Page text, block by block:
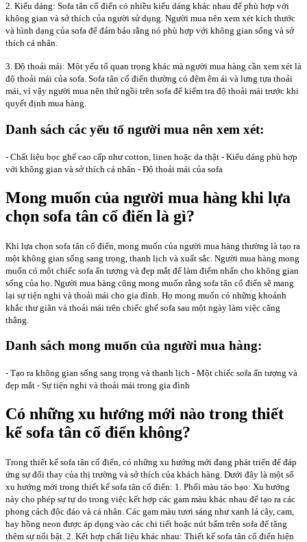
2. Kiểu dáng: Sofa tân cổ điển có nhiều kiểu dáng khác nhau để phù hợp với
không gian và sở thích của người sử dụng. Người mua nên xem xét kích thước
và hình dạng của sofa để đảm bảo rằng nó phù hợp với không gian sống và sở
thích cá nhân.
3. Độ thoải mái: Một yếu tố quan trọng khác mà người mua hàng cần xem xét là
độ thoải mái của sofa. Sofa tân cổ điển thường có đệm êm ái và lưng tựa thoải
mái, vì vậy người mua nên thử ngồi trên sofa để kiểm tra độ thoải mái trước khi
quyết định mua hàng.
Danh sách các yếu tố người mua nên xem xét:
- Chất liệu bọc ghế cao cấp như cotton, linen hoặc da thật - Kiểu dáng phù hợp
với không gian và sở thích cá nhân - Độ thoải mái của sofa
Mong muốn của người mua hàng khi lựa
chọn sofa tân cổ điển là gì?
Khi lựa chọn sofa tân cổ điển, mong muốn của người mua hàng thường là tạo ra
một không gian sống sang trọng, thanh lịch và xuất sắc. Người mua hàng mong
muốn có một chiếc sofa ấn tượng và đẹp mắt để làm điểm nhấn cho không gian
sống của họ. Người mua hàng cũng mong muốn rằng sofa tân cổ điển sẽ mang
lại sự tiện nghi và thoải mái cho gia đình. Họ mong muốn có những khoảnh
khắc thư giãn và thoải mái trên chiếc ghế sofa sau một ngày làm việc căng
thẳng.
Danh sách mong muốn của người mua hàng:
- Tạo ra không gian sống sang trọng và thanh lịch - Một chiếc sofa ấn tượng và
đẹp mắt - Sự tiện nghi và thoải mái trong gia đình
Có những xu hướng mới nào trong thiết
kế sofa tân cổ điển không?
Trong thiết kế sofa tân cổ điển, có những xu hướng mới đang phát triển để đáp
ứng sự đổi thay của thị trường và sở thích của khách hàng. Dưới đây là một số
xu hướng mới trong thiết kế sofa tân cổ điển: 1. Phối màu táo bạo: Xu hướng
này cho phép sự tự do trong việc kết hợp các gam màu khác nhau để tạo ra các
phong cách độc đáo và cá nhân. Các gam màu tươi sáng như xanh lá cây, cam,
hay hồng neon được áp dụng vào các chi tiết hoặc nút bấm trên sofa để tăng
thêm sự nổi bật. 2. Kết hợp chất liệu khác nhau: Thiết kế sofa tân cổ điển hiện